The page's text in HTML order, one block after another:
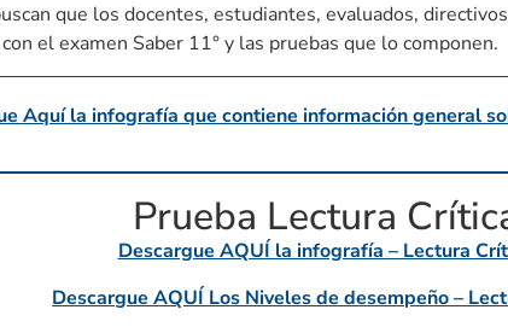
que los docentes, estudiantes, evaluados,
el examen Saber 11° y las pruebas que lo componen.
Aquí la infografía que contiene información general
Prueba Lectura
Descargue AQUÍ la infografía – Lectura
Descargue AQUÍ Los Niveles de desempeño –